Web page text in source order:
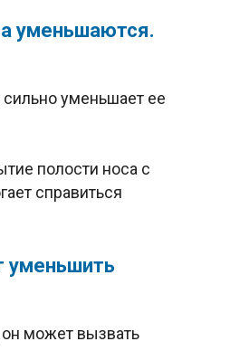
уменьшаются.
сильно уменьшает ее
полости носа с
справиться
уменьшить
может вызвать